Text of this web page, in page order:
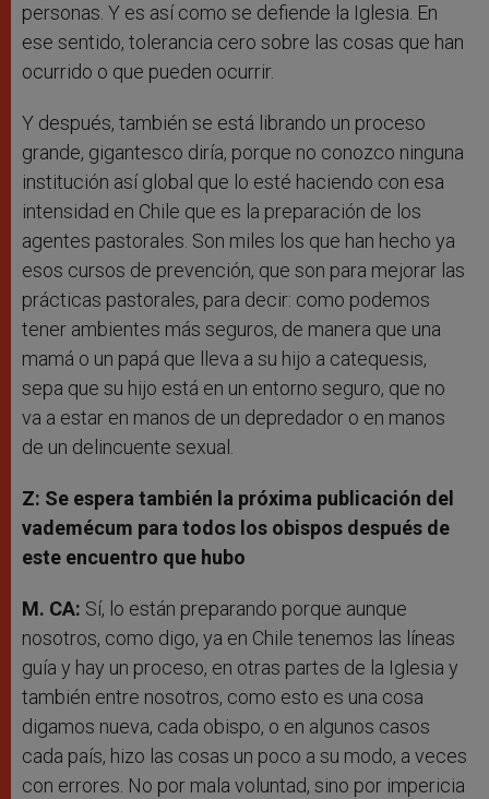
personas. Y es así como se defiende la Iglesia. En
ese sentido, tolerancia cero sobre las cosas que han
ocurrido o que pueden ocurrir.
Y después, también se está librando un proceso
grande, gigantesco diría, porque no conozco ninguna
institución así global que lo esté haciendo con esa
intensidad en Chile que es la preparación de los
agentes pastorales. Son miles los que han hecho ya
esos cursos de prevención, que son para mejorar las
prácticas pastorales, para decir: como podemos
tener ambientes más seguros, de manera que una
mamá o un papá que lleva a su hijo a catequesis,
sepa que su hijo está en un entorno seguro, que no
va a estar en manos de un depredador o en manos
de un delincuente sexual.
Z: Se espera también la próxima publicación del
vademécum para todos los obispos después de
este encuentro que hubo
M. CA: Sí, lo están preparando porque aunque
nosotros, como digo, ya en Chile tenemos las líneas
guía y hay un proceso, en otras partes de la Iglesia y
también entre nosotros, como esto es una cosa
digamos nueva, cada obispo, o en algunos casos
cada país, hizo las cosas un poco a su modo, a veces
con errores. No por mala voluntad, sino por impericia